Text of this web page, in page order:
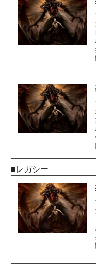
■レガシー